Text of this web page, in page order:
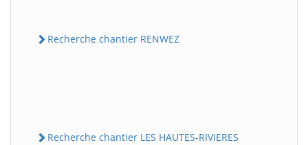
Recherche chantier RENWEZ
Recherche chantier LES HAUTES-RIVIERES